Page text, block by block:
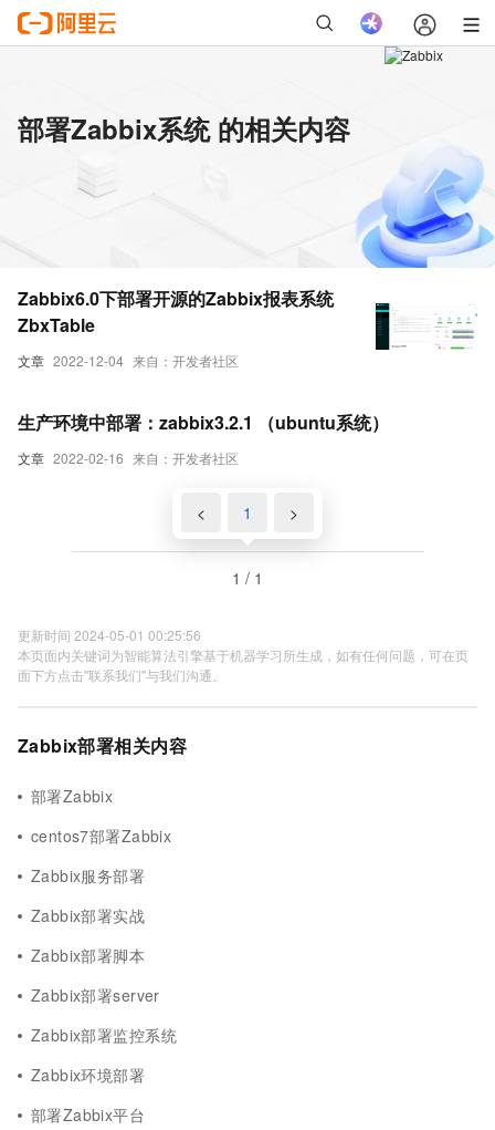
部署Zabbix系统 的相关内容
文章 2022-12-04 来自：开发者社区
Zabbix6.0下部署开源的Zabbix报表系统
ZbxTable
文章 2022-02-16 来自：开发者社区
生产环境中部署：zabbix3.2.1 （ubuntu系统）
< 1 >
1 / 1
更新时间 2024-05-01 00:25:56
本页面内关键词为智能算法引擎基于机器学习所生成，如有任何问题，可在页
面下方点击"联系我们"与我们沟通。
Zabbix部署相关内容
部署Zabbix
centos7部署Zabbix
Zabbix服务部署
Zabbix部署实战
Zabbix部署脚本
Zabbix部署server
Zabbix部署监控系统
Zabbix环境部署
部署Zabbix平台